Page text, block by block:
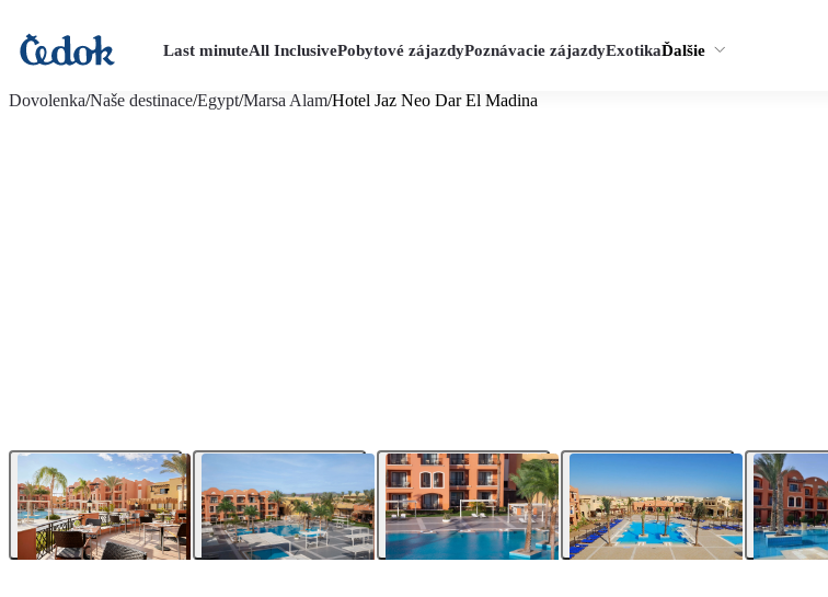
Last minuteAll InclusivePobytové zájazdyPoznávacie zájazdyExotikaĎalšie
Dovolenka/Naše destinace/Egypt/Marsa Alam/Hotel Jaz Neo Dar El Madina